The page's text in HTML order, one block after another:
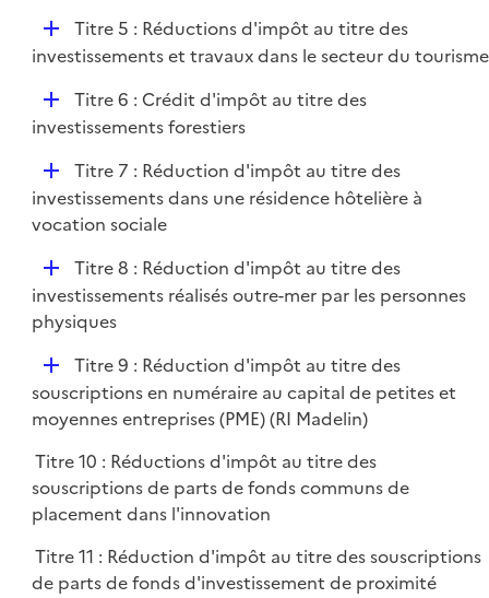
D
é
i
Titre 5 : Réductions d'impôt au titre des
investissements et travaux dans le secteur du tourisme
D
é
i
e
Titre 6 : Crédit d'impôt au titre des
investissements forestiers
D
é
p
e
r
Titre 7 : Réduction d'impôt au titre des
investissements dans une résidence hôtelière à
vocation sociale
D
é
p
e
r
Titre 8 : Réduction d'impôt au titre des
investissements réalisés outre-mer par les personnes
physiques
D
é
p
i
e
r
Titre 9 : Réduction d'impôt au titre des
souscriptions en numéraire au capital de petites et
moyennes entreprises (PME) (RI Madelin)
Titre 10 : Réductions d'impôt au titre des
souscriptions de parts de fonds communs de
placement dans l'innovation
Titre 11 : Réduction d'impôt au titre des souscriptions
de parts de fonds d'investissement de proximité